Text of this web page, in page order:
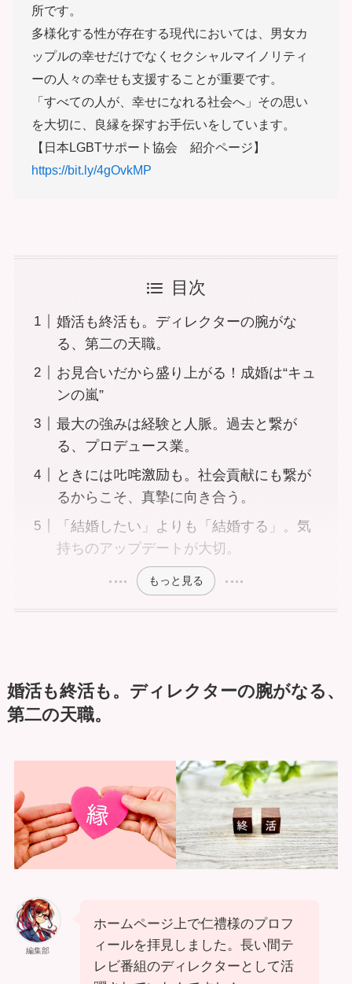
所です。
多様化する性が存在する現代においては、男女カ
ップルの幸せだけでなくセクシャルマイノリティ
ーの人々の幸せも支援することが重要です。
「すべての人が、幸せになれる社会へ」その思い
を大切に、良縁を探すお手伝いをしています。
【日本LGBTサポート協会 紹介ページ】
https://bit.ly/4gOvkMP
目次
婚活も終活も。ディレクターの腕がな
る、第二の天職。
お見合いだから盛り上がる！成婚は“キュ
ンの嵐”
最大の強みは経験と人脈。過去と繋が
る、プロデュース業。
ときには𠮟咤激励も。社会貢献にも繋が
るからこそ、真摯に向き合う。
「結婚したい」よりも「結婚する」。気
持ちのアップデートが大切。
もっと見る
婚活も終活も。ディレクターの腕がなる、
第二の天職。
編集部
ホームページ上で仁禮様のプロフ
ィールを拝見しました。長い間テ
レビ番組のディレクターとして活